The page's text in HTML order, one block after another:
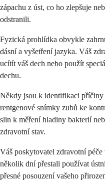
zápachu z úst, co ho zlepšuje
odstranili.
Fyzická prohlídka obvykle
dásní a vyšetření jazyka. Váš
ucítít váš dech nebo použít
dechu.
Někdy jsou k identifikaci příčiny
rentgenové snímky zubů ke
slin k měření hladiny bakterií
zdravotní stav.
Váš poskytovatel zdravotní péče
několik dní přestali používat
přesné posouzení vašeho